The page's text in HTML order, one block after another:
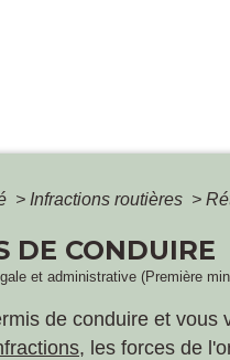
> Infractions routières >
DE CONDUIRE
et administrative (Première
de conduire et
, les forces de